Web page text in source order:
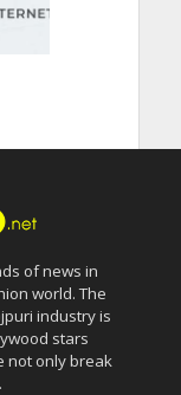
of news in
world. The
industry is
stars
not only break